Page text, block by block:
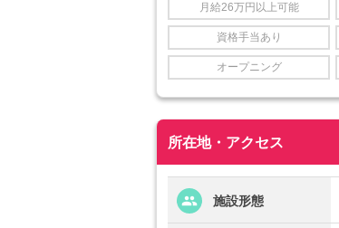
月給26万円以上可能
資格手当あり
オープニング
所在地・アクセス
施設形態